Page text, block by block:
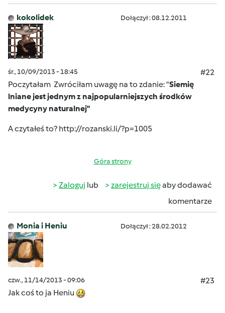
kokolidek Dołączył : 08.12.2011
śr., 10/09/2013 - 18:45
#22
Poczytałam Zwróciłam uwagę na to zdanie: "Siemię
lniane jest jednym z najpopularniejszych środków
medycyny naturalnej"
A czytałeś to? http://rozanski.li/?p=1005
Góra strony
Zaloguj lub zarejestruj sięaby dodawać
komentarze
Monia i Heniu Dołączył : 28.02.2012
czw., 11/14/2013 - 09:06
#23
Jak coś to ja Heniu